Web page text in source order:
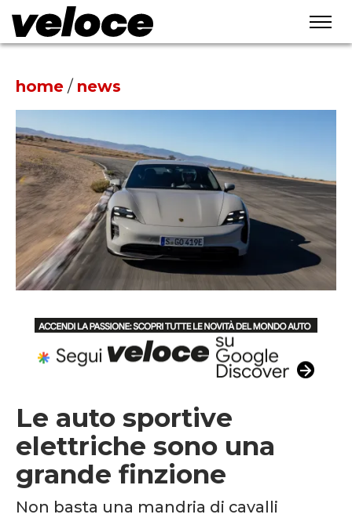
home / news
Le auto sportive
elettriche sono una
grande finzione
Non basta una mandria di cavalli